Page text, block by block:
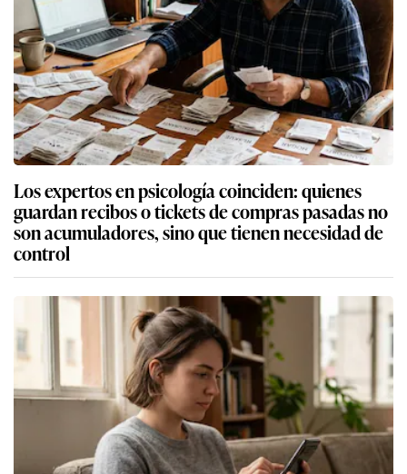
Los expertos en psicología coinciden: quienes
guardan recibos o tickets de compras pasadas no
son acumuladores, sino que tienen necesidad de
control